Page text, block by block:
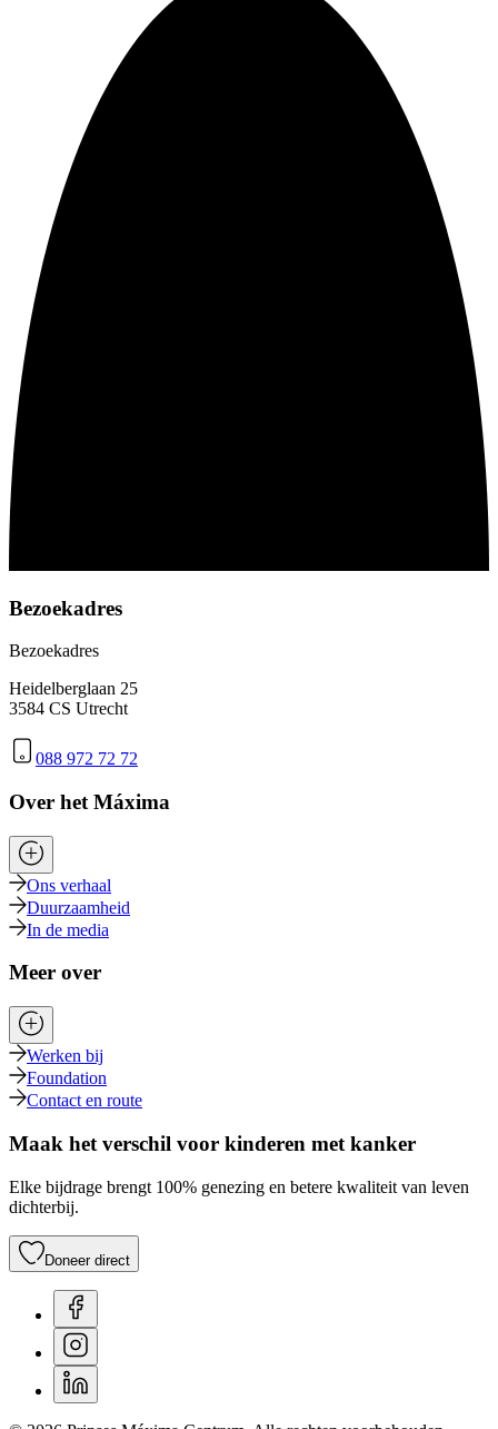
Bezoekadres
Bezoekadres
Heidelberglaan 25
3584 CS Utrecht
088 972 72 72
Over het Máxima
Ons verhaal
Duurzaamheid
In de media
Meer over
Werken bij
Foundation
Contact en route
Maak het verschil voor kinderen met kanker
Elke bijdrage brengt 100% genezing en betere kwaliteit van leven
dichterbij.
Doneer direct